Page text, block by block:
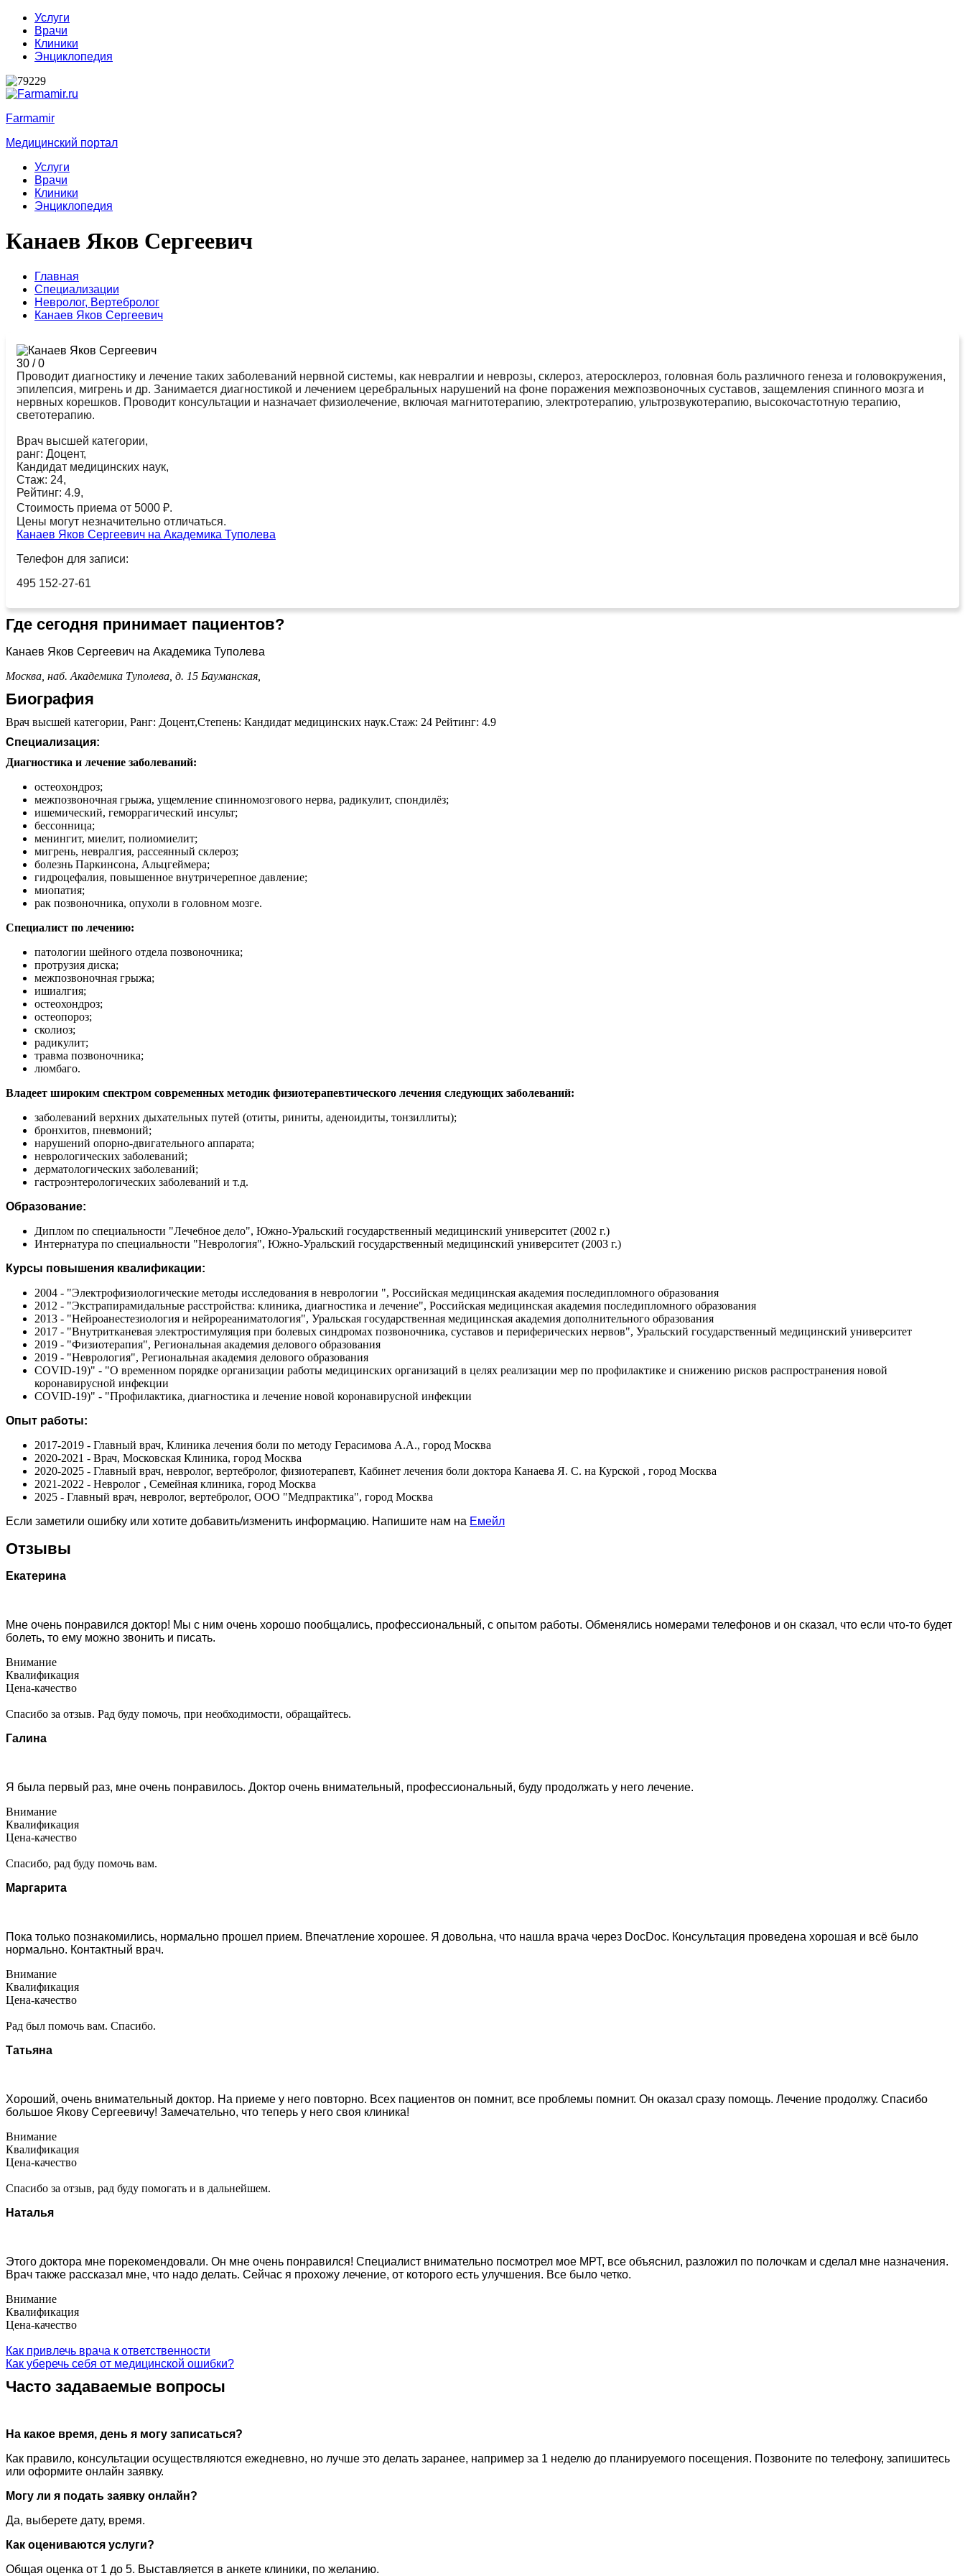
Услуги
Врачи
Клиники
Энциклопедия
Farmamir
Медицинский портал
Услуги
Врачи
Клиники
Энциклопедия
Канаев Яков Сергеевич
Главная
Специализации
Невролог, Вертебролог
Канаев Яков Сергеевич
30 /0
Проводит диагностику и лечение таких заболеваний нервной системы, как невралгии и неврозы, склероз, атеросклероз, головная боль различного генеза и головокружения,
эпилепсия, мигрень и др. Занимается диагностикой и лечением церебральных нарушений на фоне поражения межпозвоночных суставов, защемления спинного мозга и
нервных корешков. Проводит консультации и назначает физиолечение, включая магнитотерапию, электротерапию, ультрозвукотерапию, высокочастотную терапию,
светотерапию.
Врач высшей категории,
ранг: Доцент,
Кандидат медицинских наук,
Стаж: 24,
Рейтинг: 4.9,
Стоимость приема от 5000 ₽.
Цены могут незначительно отличаться.
Канаев Яков Сергеевич на Академика Туполева
Телефон для записи:
495 152-27-61
Где сегодня принимает пациентов?
Канаев Яков Сергеевич на Академика Туполева
Москва, наб. Академика Туполева, д. 15 Бауманская,
Биография
Врач высшей категории, Ранг: Доцент,Степень: Кандидат медицинских наук.Стаж: 24 Рейтинг: 4.9
Специализация:
Диагностика и лечение заболеваний:
остеохондроз;
межпозвоночная грыжа, ущемление спинномозгового нерва, радикулит, спондилёз;
ишемический, геморрагический инсульт;
бессонница;
менингит, миелит, полиомиелит;
мигрень, невралгия, рассеянный склероз;
болезнь Паркинсона, Альцгеймера;
гидроцефалия, повышенное внутричерепное давление;
миопатия;
рак позвоночника, опухоли в головном мозге.
Специалист по лечению:
патологии шейного отдела позвоночника;
протрузия диска;
межпозвоночная грыжа;
ишиалгия;
остеохондроз;
остеопороз;
сколиоз;
радикулит;
травма позвоночника;
люмбаго.
Владеет широким спектром современных методик физиотерапевтического лечения следующих заболеваний:
заболеваний верхних дыхательных путей (отиты, риниты, аденоидиты, тонзиллиты);
бронхитов, пневмоний;
нарушений опорно-двигательного аппарата;
неврологических заболеваний;
дерматологических заболеваний;
гастроэнтерологических заболеваний и т.д.
Образование:
Диплом по специальности "Лечебное дело", Южно-Уральский государственный медицинский университет (2002 г.)
Интернатура по специальности "Неврология", Южно-Уральский государственный медицинский университет (2003 г.)
Курсы повышения квалификации:
2004 - "Электрофизиологические методы исследования в неврологии ", Российская медицинская академия последипломного образования
2012 - "Экстрапирамидальные расстройства: клиника, диагностика и лечение", Российская медицинская академия последипломного образования
2013 - "Нейроанестезиология и нейрореаниматология", Уральская государственная медицинская академия дополнительного образования
2017 - "Внутритканевая электростимуляция при болевых синдромах позвоночника, суставов и периферических нервов", Уральский государственный медицинский университет
2019 - "Физиотерапия", Региональная академия делового образования
2019 - "Неврология", Региональная академия делового образования
COVID-19)" - "О временном порядке организации работы медицинских организаций в целях реализации мер по профилактике и снижению рисков распространения новой
коронавирусной инфекции
COVID-19)" - "Профилактика, диагностика и лечение новой коронавирусной инфекции
Опыт работы:
2017-2019 - Главный врач, Клиника лечения боли по методу Герасимова А.А., город Москва
2020-2021 - Врач, Московская Клиника, город Москва
2020-2025 - Главный врач, невролог, вертебролог, физиотерапевт, Кабинет лечения боли доктора Канаева Я. С. на Курской , город Москва
2021-2022 - Невролог , Семейная клиника, город Москва
2025 - Главный врач, невролог, вертебролог, ООО "Медпрактика", город Москва
Если заметили ошибку или хотите добавить/изменить информацию. Напишите нам на Емейл
Отзывы
Екатерина
Мне очень понравился доктор! Мы с ним очень хорошо пообщались, профессиональный, с опытом работы. Обменялись номерами телефонов и он сказал, что если что-то будет
болеть, то ему можно звонить и писать.
Внимание
Квалификация
Цена-качество
Спасибо за отзыв. Рад буду помочь, при необходимости, обращайтесь.
Галина
Я была первый раз, мне очень понравилось. Доктор очень внимательный, профессиональный, буду продолжать у него лечение.
Внимание
Квалификация
Цена-качество
Спасибо, рад буду помочь вам.
Маргарита
Пока только познакомились, нормально прошел прием. Впечатление хорошее. Я довольна, что нашла врача через DocDoc. Консультация проведена хорошая и всё было
нормально. Контактный врач.
Внимание
Квалификация
Цена-качество
Рад был помочь вам. Спасибо.
Татьяна
Хороший, очень внимательный доктор. На приеме у него повторно. Всех пациентов он помнит, все проблемы помнит. Он оказал сразу помощь. Лечение продолжу. Спасибо
большое Якову Сергеевичу! Замечательно, что теперь у него своя клиника!
Внимание
Квалификация
Цена-качество
Спасибо за отзыв, рад буду помогать и в дальнейшем.
Наталья
Этого доктора мне порекомендовали. Он мне очень понравился! Специалист внимательно посмотрел мое МРТ, все объяснил, разложил по полочкам и сделал мне назначения.
Врач также рассказал мне, что надо делать. Сейчас я прохожу лечение, от которого есть улучшения. Все было четко.
Внимание
Квалификация
Цена-качество
Как привлечь врача к ответственности
Как уберечь себя от медицинской ошибки?
Часто задаваемые вопросы
На какое время, день я могу записаться?
Как правило, консультации осуществляются ежедневно, но лучше это делать заранее, например за 1 неделю до планируемого посещения. Позвоните по телефону, запишитесь
или оформите онлайн заявку.
Могу ли я подать заявку онлайн?
Да, выберете дату, время.
Как оцениваются услуги?
Общая оценка от 1 до 5. Выставляется в анкете клиники, по желанию.